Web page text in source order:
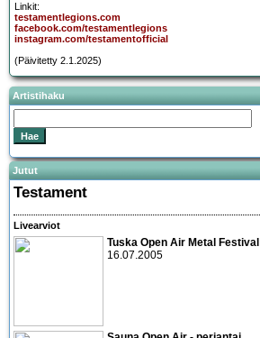
Linkit:
testamentlegions.com
facebook.com/testamentlegions
instagram.com/testamentofficial
(Päivitetty 2.1.2025)
Artistihaku
Jutut
Testament
Livearviot
Tuska Open Air Metal Festival
16.07.2005